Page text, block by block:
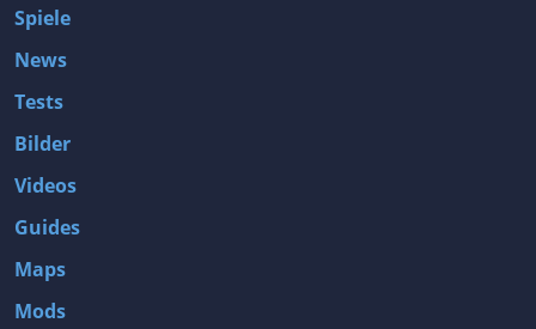
Spiele
News
Tests
Bilder
Videos
Guides
Maps
Mods